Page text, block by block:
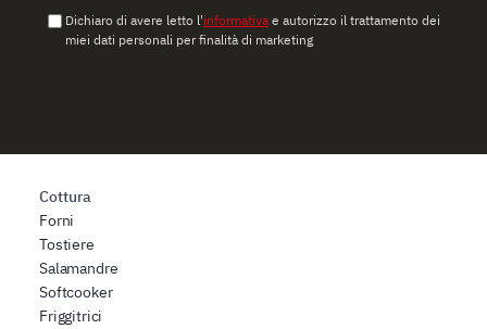
Dichiaro di avere letto l'informativa e autorizzo il trattamento dei
miei dati personali per finalità di marketing
Cottura
Forni
Tostiere
Salamandre
Softcooker
Friggitrici